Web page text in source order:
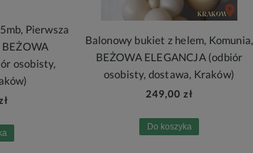
Pierwsza
osobisty,
Balonowy bukiet z helem, Komunia,
BEŻOWA ELEGANCJA (odbiór
osobisty, dostawa, Kraków)
249,00 zł
Do koszyka